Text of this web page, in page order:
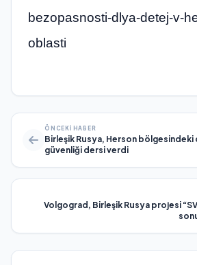
bezopasnosti-dlya-detej-v-
oblasti
ÖNCEKI HABER
Birleşik Rusya, Herson bölgesindeki
güvenliği dersi verdi
Volgograd, Birleşik Rusya projesi